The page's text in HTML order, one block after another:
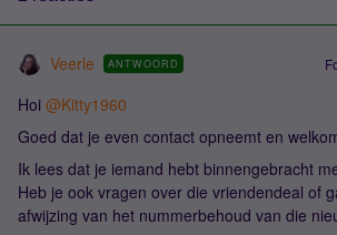
Veerle ANTWOORD
Hoi @Kitty1960
Goed dat je even contact opneemt en
Ik lees dat je iemand hebt binnengebracht
Heb je ook vragen over die vriendendeal of
afwijzing van het nummerbehoud van die